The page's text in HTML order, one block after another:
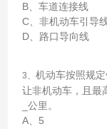
B、车道连接线
C、非机动车引导
D、路口导向线
3、 机动车按照规
让非机动车，且最
_公里。
A、5